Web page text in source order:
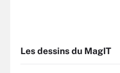
Les dessins du MagIT